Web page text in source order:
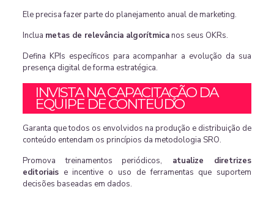
Ele precisa fazer parte do planejamento anual de marketing.
Inclua metas de relevância algorítmicanos seus OKRs.
Defina KPIs específicos para acompanhar a evolução da sua
presença digital de forma estratégica.
INVISTA NA CAPACITAÇÃO DA
EQUIPE DE CONTEÚDO
Garanta que todos os envolvidos na produção e distribuição de
conteúdo entendam os princípios da metodologia SRO.
Promova treinamentos periódicos, atualize diretrizes
editoriaise incentive o uso de ferramentas que suportem
decisões baseadas em dados.